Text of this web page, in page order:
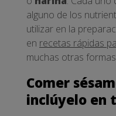
alguno de los
utilizar en la
en recetas rápidas
muchas otras
Comer
inclúyelo en